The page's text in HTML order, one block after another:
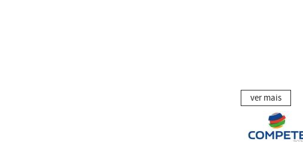
ver mais